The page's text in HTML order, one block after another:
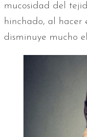
mucosidad del
hinchado, al hacer
disminuye mucho